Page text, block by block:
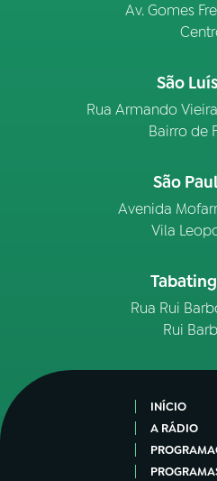
Av. Gomes
São
Rua Armando
Bairro de
São
Avenida
Vila
Rua Rui
Rui
INÍCIO
A RÁDIO